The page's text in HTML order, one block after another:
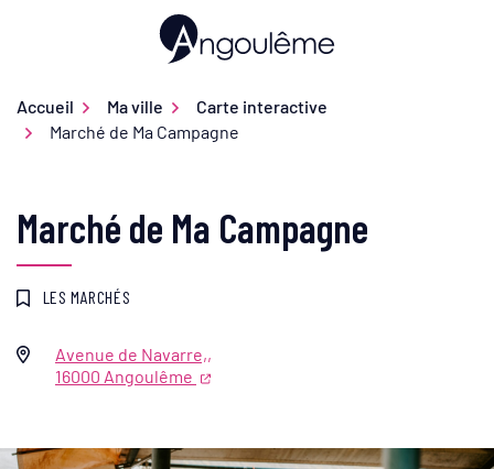
Ville d'Angoulême
Accueil Ma ville
Carte interactive
Marché de Ma Campagne
Marché de Ma Campagne
LES MARCHÉS
Infos utiles
Avenue de Navarre,,
16000 Angoulême